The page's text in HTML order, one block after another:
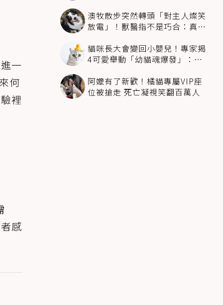
一
何
裡
感
澳牧散步突然轉頭「對主人燦笑
放電」！獸醫指不是巧合：真相
貓咪長大會變回小嬰兒！專家揭
4可愛舉動「幼貓魂爆發」：本
阿嬤有了新歡！橘貓專屬VIP座
位被搶走 死亡凝視笑翻百萬人